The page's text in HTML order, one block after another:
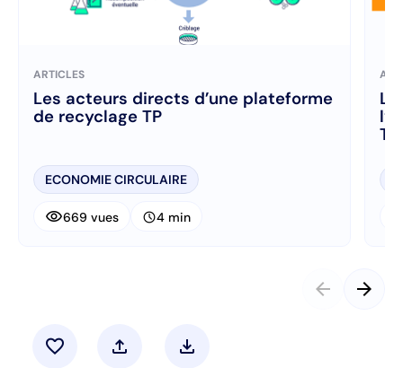
ARTICLES
Les acteurs directs d’une plateforme
de recyclage TP
ECONOMIE CIRCULAIRE
visibility669 vues schedule4 min
arrow_back arrow_forward
favorite upload download